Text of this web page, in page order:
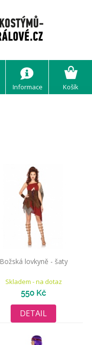
Informace Košík
Božská lovkyně - šaty
Skladem - na dotaz
550 Kč
DETAIL